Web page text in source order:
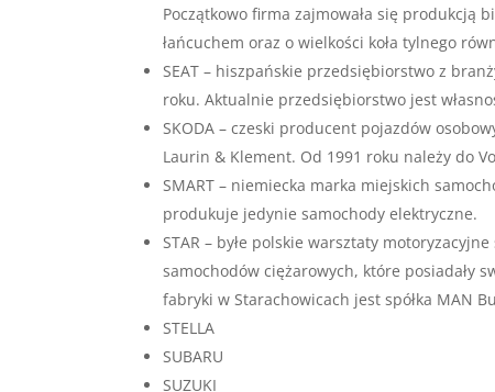
Początkowo firma zajmowała się produkcją
łańcuchem oraz o wielkości koła tylnego
SEAT – hiszpańskie przedsiębiorstwo z
roku. Aktualnie przedsiębiorstwo jest
SKODA – czeski producent pojazdów
Laurin & Klement. Od 1991 roku należy do
SMART – niemiecka marka miejskich
produkuje jedynie samochody elektryczne.
STAR – byłe polskie warsztaty
samochodów ciężarowych, które posiadały
fabryki w Starachowicach jest spółka MAN
STELLA
SUBARU
SUZUKI